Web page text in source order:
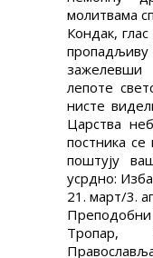
молитвама
Кондак,
пропадљиву
лепоте
нисте
Царства
постника се
поштују
усрдно:
21. март/3.
Преподобни
Тропар,